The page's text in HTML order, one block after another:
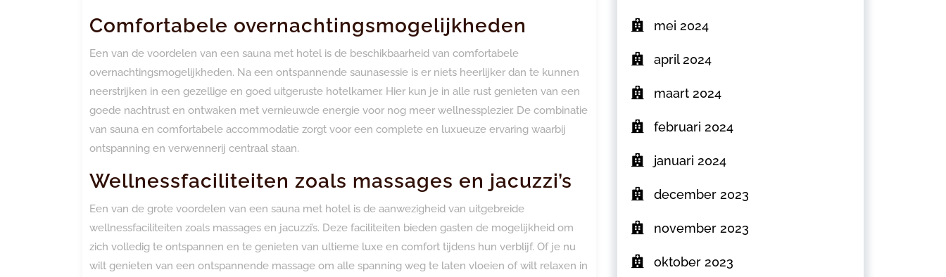
Comfortabele overnachtingsmogelijkheden
Een van de voordelen van een sauna met hotel is de beschikbaarheid van comfortabele
overnachtingsmogelijkheden. Na een ontspannende saunasessie is er niets heerlijker dan te kunnen
neerstrijken in een gezellige en goed uitgeruste hotelkamer. Hier kun je in alle rust genieten van een
goede nachtrust en ontwaken met vernieuwde energie voor nog meer wellnessplezier. De combinatie
van sauna en comfortabele accommodatie zorgt voor een complete en luxueuze ervaring waarbij
ontspanning en verwennerij centraal staan.
Wellnessfaciliteiten zoals massages en jacuzzi’s
Een van de grote voordelen van een sauna met hotel is de aanwezigheid van uitgebreide
wellnessfaciliteiten zoals massages en jacuzzi’s. Deze faciliteiten bieden gasten de mogelijkheid om
zich volledig te ontspannen en te genieten van ultieme luxe en comfort tijdens hun verblijf. Of je nu
wilt genieten van een ontspannende massage om alle spanning weg te laten vloeien of wilt relaxen in
mei 2024
april 2024
maart 2024
februari 2024
januari 2024
december 2023
november 2023
oktober 2023